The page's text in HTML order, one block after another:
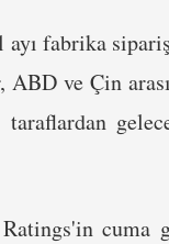
fabrika
ve Çin
cuma